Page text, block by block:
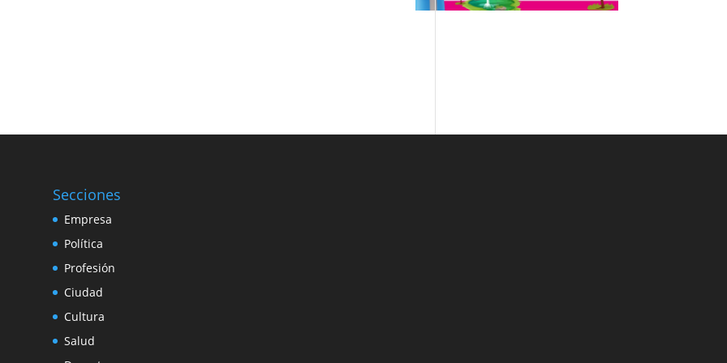
Secciones
Empresa
Política
Profesión
Ciudad
Cultura
Salud